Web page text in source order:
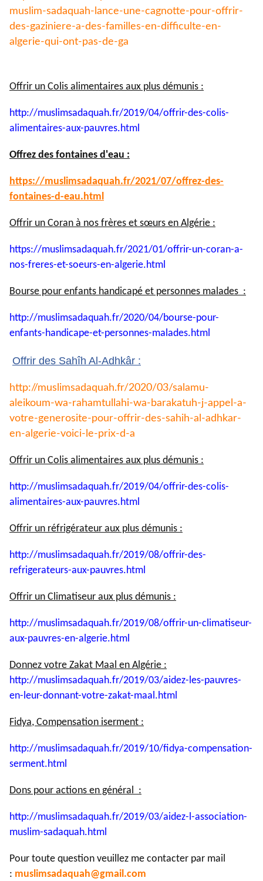
muslim-sadaquah-lance-une-cagnotte-pour-offrir-
des-gaziniere-a-des-familles-en-difficulte-en-
algerie-qui-ont-pas-de-ga
Offrir un Colis alimentaires aux plus démunis :
http://muslimsadaquah.fr/2019/04/offrir-des-colis-
alimentaires-aux-pauvres.html
Offrez des fontaines d'eau :
https://muslimsadaquah.fr/2021/07/offrez-des-
fontaines-d-eau.html
Offrir un Coran à nos frères et sœurs en Algérie :
https://muslimsadaquah.fr/2021/01/offrir-un-coran-a-
nos-freres-et-soeurs-en-algerie.html
Bourse pour enfants handicapé et personnes malades :
http://muslimsadaquah.fr/2020/04/bourse-pour-
enfants-handicape-et-personnes-malades.html
Offrir des Sahîh Al-Adhkâr :
http://muslimsadaquah.fr/2020/03/salamu-
aleikoum-wa-rahamtullahi-wa-barakatuh-j-appel-a-
votre-generosite-pour-offrir-des-sahih-al-adhkar-
en-algerie-voici-le-prix-d-a
Offrir un Colis alimentaires aux plus démunis :
http://muslimsadaquah.fr/2019/04/offrir-des-colis-
alimentaires-aux-pauvres.html
Offrir un réfrigérateur aux plus démunis :
http://muslimsadaquah.fr/2019/08/offrir-des-
refrigerateurs-aux-pauvres.html
Offrir un Climatiseur aux plus démunis :
http://muslimsadaquah.fr/2019/08/offrir-un-climatiseur-
aux-pauvres-en-algerie.html
Donnez votre Zakat Maal en Algérie :
http://muslimsadaquah.fr/2019/03/aidez-les-pauvres-
en-leur-donnant-votre-zakat-maal.html
Fidya, Compensation iserment :
http://muslimsadaquah.fr/2019/10/fidya-compensation-
serment.html
Dons pour actions en général :
http://muslimsadaquah.fr/2019/03/aidez-l-association-
muslim-sadaquah.html
Pour toute question veuillez me contacter par mail
: muslimsadaquah@gmail.com